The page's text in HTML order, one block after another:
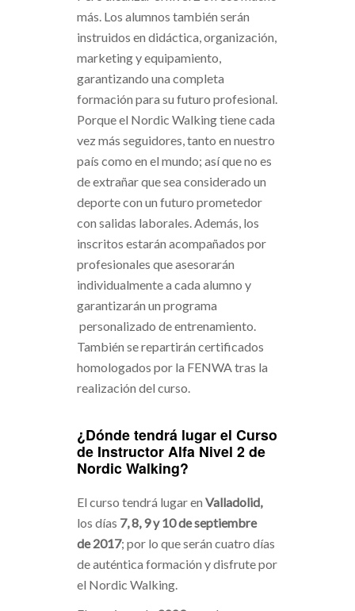
más. Los alumnos también serán
instruidos en didáctica, organización,
marketing y equipamiento,
garantizando una completa
formación para su futuro profesional.
Porque el Nordic Walking tiene cada
vez más seguidores, tanto en nuestro
país como en el mundo; así que no es
de extrañar que sea considerado un
deporte con un futuro prometedor
con salidas laborales. Además, los
inscritos estarán acompañados por
profesionales que asesorarán
individualmente a cada alumno y
garantizarán un programa
personalizado de entrenamiento.
También se repartirán certificados
homologados por la FENWA tras la
realización del curso.
¿Dónde tendrá lugar el Curso
de Instructor Alfa Nivel 2 de
Nordic Walking?
El curso tendrá lugar en Valladolid,
los días 7, 8, 9 y 10 de septiembre
de 2017; por lo que serán cuatro días
de auténtica formación y disfrute por
el Nordic Walking.